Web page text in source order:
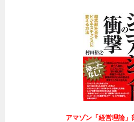
アマゾン「経営理論」